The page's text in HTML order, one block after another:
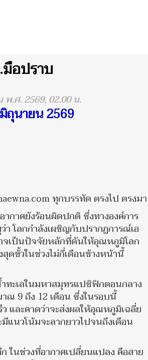
อปราบ
.ศ. 2569, 02.00 น.
ถุนายน 2569
ทุกบรรทัด ตรงไป ตรงมา
กาศยังร้อนผิดปกติ ซึ่งทางองค์การ
โลกกำลังเผชิญกับปรากฏการณ์เอ
จเป็นปัจจัยหลักที่ดันให้อุณหภูมิโลก
ดขั้วในช่วงไม่กี่เดือนข้างหน้านี้
ทะเลในมหาสมุทรแปซิฟิกตอนกลาง
ณ 9 ถึง 12 เดือน ซึ่งในรอบนี้
และคาดว่าจะส่งผลให้อุณหภูมิเฉลี่ย
นวโน้มจะลากยาวไปจนถึงเดือน
ในช่วงที่อากาศเปลี่ยนแปลง คือสาย